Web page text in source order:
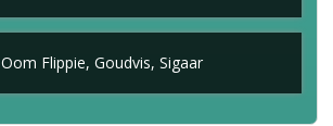
Oom Flippie, Goudvis, Sigaar